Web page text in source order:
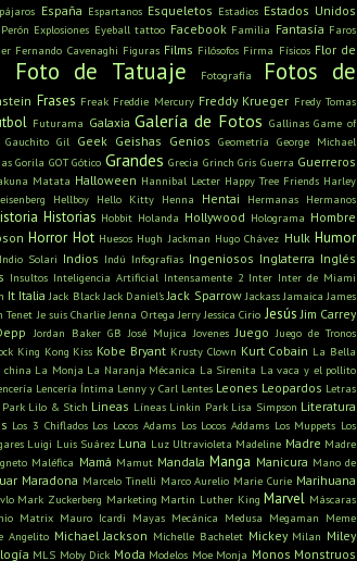
España Espartanos Esqueletos Estadios Estados Unidos
Explosiones Eyeball tattoo Facebook Familia Fantasía Faros
Fernando Cavenaghi Figuras Films Filósofos Firma Físicos Flor de
Foto de Tatuaje Fotografía
Fotos de
Frases Freak Freddie Mercury Freddy Krueger Fredy Tomas
Futurama Galaxia Galería de Fotos Gallinas Game of
Gauchito Gil Geek Geishas Genios Geometría George Michael
Gorila GOT Gótico Grandes Grecia Grinch Gris Guerra Guerreros
Matata Halloween Hannibal Lecter Happy Tree Friends Harley
Hellboy Hello Kitty Henna Hentai Hermanas Hermanos
Historias Hobbit Holanda Hollywood Holograma Hombre
Horror Hot Huesos Hugh Jackman Hugo Chávez Hulk Humor
Indio Solari Indios Indú Infografías Ingeniosos Inglaterra Inglés
Insultos Inteligencia Artificial Intensamente 2 Inter Inter de Miami
It Italia Jack Black Jack Daniel's Jack Sparrow Jackass Jamaica James
Tenet Je suis Charlie Jenna Ortega Jerry Jessica Cirio Jesús Jim Carrey
Jordan Baker GB José Mujica Jovenes Juego Juego de Tronos
King Kong Kiss Kobe Bryant Krusty Clown Kurt Cobain La Bella
La Monja La Naranja Mécanica La Sirenita La vaca y el pollito
Lencería Íntima Lenny y Carl Lentes Leones Leopardos Letras
Lilo & Stich Lineas Líneas Linkin Park Lisa Simpson Literatura
Los 3 Chiflados Los Locos Adams Los Locos Addams Los Muppets Los
Luigi Luis Suárez Luna Luz Ultravioleta Madeline Madre Madre
Maléfica Mamá Mamut Mandala Manga Manicura Mano de
Maradona Marcelo Tinelli Marco Aurelio Marie Curie Marihuana
Mark Zuckerberg Marketing Martin Luther King Marvel Máscaras
Matrix Mauro Icardi Mayas Mecánica Medusa Megaman Meme
Angelito Michael Jackson Michelle Bachelet Mickey Milan Miley
MLS Moby Dick Moda Modelos Moe Monja Monos Monstruos